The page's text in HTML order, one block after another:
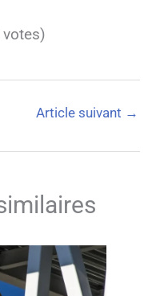
Article suivant →